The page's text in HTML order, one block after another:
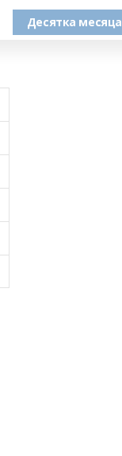
Десятка месяца